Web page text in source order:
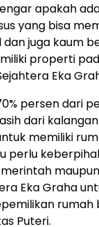
apakah
yang bisa
juga kaum
properti
Eka
persen dari
dari
memiliki
perlu
Eka Graha
rumah
Puteri.